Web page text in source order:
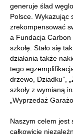
generuje ślad
Polsce. Wykazując
zrekompensować
a Fundacja Carbon
szkołę. Stało się
działania także
tego
drzewo, Dziadku”,
szkoły z wymianą
„Wyprzedaż
Naszym celem jest
całkowicie